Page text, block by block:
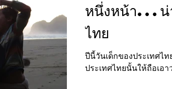
หนึ่งหน้า...น่
ไทย
ปีนี้วันเด็กของประเทศไท
ประเทศไทยนั้นให้ถือเอา